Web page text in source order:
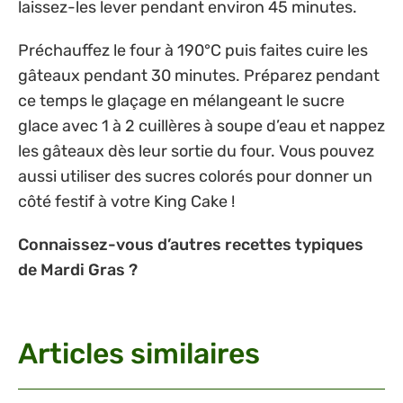
laissez-les lever pendant environ 45 minutes.
Préchauffez le four à 190°C puis faites cuire les
gâteaux pendant 30 minutes. Préparez pendant
ce temps le glaçage en mélangeant le sucre
glace avec 1 à 2 cuillères à soupe d’eau et nappez
les gâteaux dès leur sortie du four. Vous pouvez
aussi utiliser des sucres colorés pour donner un
côté festif à votre King Cake !
Connaissez-vous d’autres recettes typiques
de Mardi Gras ?
Articles similaires